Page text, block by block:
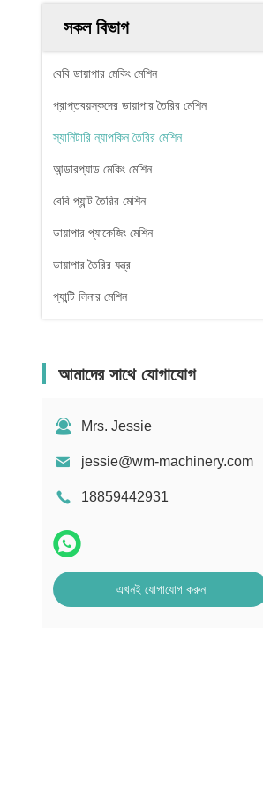
সকল বিভাগ
বেবি ডায়াপার মেকিং মেশিন
প্রাপ্তবয়স্কদের ডায়াপার তৈরির মেশিন
স্যানিটারি ন্যাপকিন তৈরির মেশিন
আন্ডারপ্যাড মেকিং মেশিন
বেবি প্যান্ট তৈরির মেশিন
ডায়াপার প্যাকেজিং মেশিন
ডায়াপার তৈরির যন্ত্র
প্যান্টি লিনার মেশিন
আমাদের সাথে যোগাযোগ
Mrs. Jessie
jessie@wm-machinery.com
18859442931
এখনই যোগাযোগ করুন